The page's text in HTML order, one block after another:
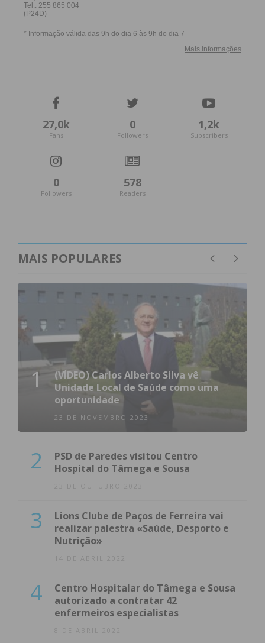
27,0k
Fans
0
Followers
1,2k
Subscribers
0
Followers
578
Readers
MAIS POPULARES
1
(VÍDEO) Carlos Alberto Silva vê
Unidade Local de Saúde como uma
oportunidade
23 DE NOVEMBRO 2023
2
PSD de Paredes visitou Centro
Hospital do Tâmega e Sousa
23 DE OUTUBRO 2023
3
Lions Clube de Paços de Ferreira vai
realizar palestra «Saúde, Desporto e
Nutrição»
14 DE ABRIL 2022
4
Centro Hospitalar do Tâmega e Sousa
autorizado a contratar 42
enfermeiros especialistas
8 DE ABRIL 2022